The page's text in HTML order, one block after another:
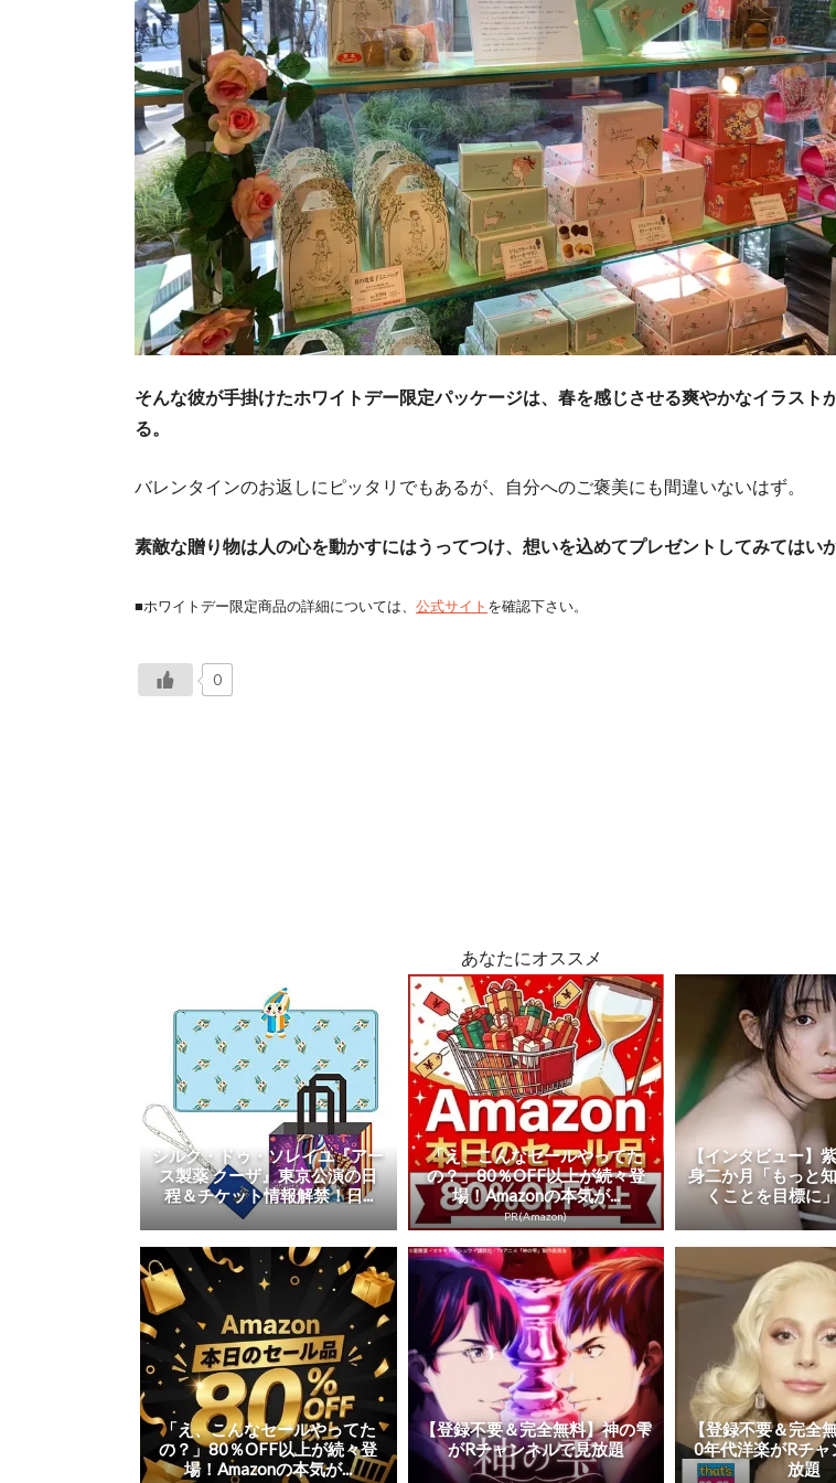
そんな彼が手掛けたホワイトデー限定パッケージは、春を感じさせる爽やかなイラスト
る。
バレンタインのお返しにピッタリでもあるが、自分へのご褒美にも間違いないはず。
素敵な贈り物は人の心を動かすにはうってつけ、想いを込めてプレゼントしてみてはいか
■ホワイトデー限定商品の詳細については、 公式サイト を確認下さい。
0
あなたにオススメ
シルク・ドゥ・ソレイユ『アー
ス製薬 クーザ』東京公演の日
程＆チケット情報解禁！日...
「え、こんなセールやってた
の？」80％OFF以上が続々登
場！Amazonの本気が...
PR(Amazon)
【インタビュー】
身二か月「もっと
くことを目標に
「え、こんなセールやってた
の？」80％OFF以上が続々登
場！Amazonの本気が...
【登録不要＆完全無料】神の雫
がRチャンネルで見放題
【登録不要＆完全
0年代洋楽がRチャ
放題